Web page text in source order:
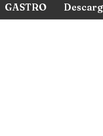
GASTRO